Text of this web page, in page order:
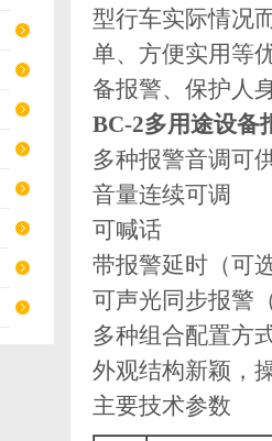
型行车实际情况
单、方便实用等
备报警、保护人
BC-2多用途设备
多种报警音调可
音量连续可调
可喊话
带报警延时（可
可声光同步报警
多种组合配置方
外观结构新颖，
主要技术参数